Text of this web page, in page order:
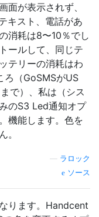
面が表示されず、
キスト、電話があ
消耗は8〜10％でし
ールして、同じテ
テリーの消耗はわ
ろ（GoSMSがUS
で）、私は（シス
のS3 Led通知オプ
機能します。色を
。
ラロック
ソース
ります。Handcent